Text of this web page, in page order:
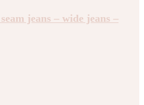
jeans – wide jeans –